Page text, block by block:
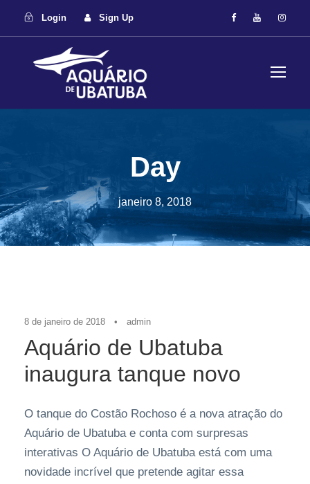
Login Sign Up
Day
janeiro 8, 2018
8 de janeiro de 2018 • admin
Aquário de Ubatuba
inaugura tanque novo
O tanque do Costão Rochoso é a nova atração do
Aquário de Ubatuba e conta com surpresas
interativas O Aquário de Ubatuba está com uma
novidade incrível que pretende agitar essa